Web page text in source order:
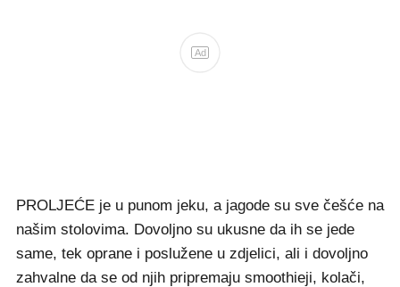
Ad
PROLJEĆE je u punom jeku, a jagode su sve češće na
našim stolovima. Dovoljno su ukusne da ih se jede
same, tek oprane i poslužene u zdjelici, ali i dovoljno
zahvalne da se od njih pripremaju smoothieji, kolači,